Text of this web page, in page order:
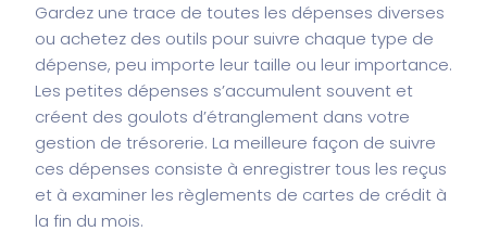
Gardez une trace de toutes les dépenses diverses
ou achetez des outils pour suivre chaque type de
dépense, peu importe leur taille ou leur importance.
Les petites dépenses s’accumulent souvent et
créent des goulots d’étranglement dans votre
gestion de trésorerie. La meilleure façon de suivre
ces dépenses consiste à enregistrer tous les reçus
et à examiner les règlements de cartes de crédit à
la fin du mois.